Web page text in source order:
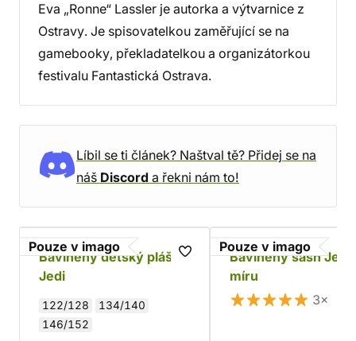
Eva „Ronne“ Lassler je autorka a výtvarnice z
Ostravy. Je spisovatelkou zaměřující se na
gamebooky, překladatelkou a organizátorkou
festivalu Fantastická Ostrava.
Líbil se ti článek? Naštval tě? Přidej se na
náš Discord a řekni nám to!
Pouze v imago
Bavlněný dětský plášť
Jedi
122/128
134/140
146/152
Pouze v imago
Bavlněný sash Jedi
míru
3×